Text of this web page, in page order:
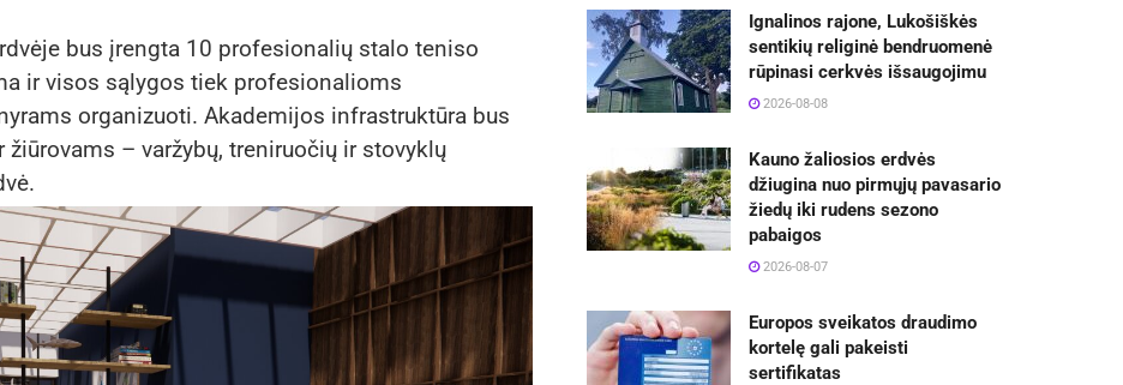
bus įrengta 10 profesionalių stalo teniso
ir visos sąlygos tiek profesionalioms
organizuoti. Akademijos infrastruktūra bus
– varžybų, treniruočių ir stovyklų
Ignalinos rajone, Lukošiškės
sentikių religinė bendruomenė
rūpinasi cerkvės išsaugojimu
2026-08-08
Kauno žaliosios erdvės
džiugina nuo pirmųjų pavasario
žiedų iki rudens sezono
pabaigos
2026-08-07
Europos sveikatos draudimo
kortelę gali pakeisti
sertifikatas